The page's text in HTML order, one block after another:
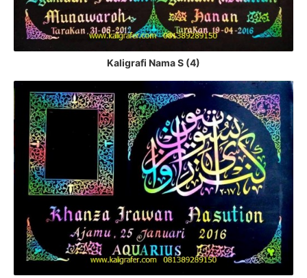
Kaligrafi Nama S (4)